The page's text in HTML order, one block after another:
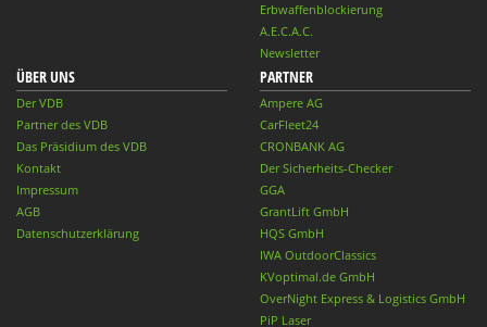
Erbwaffenblockierung
A.E.C.A.C.
Newsletter
ÜBER UNS
Der VDB
Partner des VDB
Das Präsidium des VDB
Kontakt
Impressum
AGB
Datenschutzerklärung
PARTNER
Ampere AG
CarFleet24
CRONBANK AG
Der Sicherheits-Checker
GGA
GrantLift GmbH
HQS GmbH
IWA OutdoorClassics
KVoptimal.de GmbH
OverNight Express & Logistics GmbH
PiP Laser